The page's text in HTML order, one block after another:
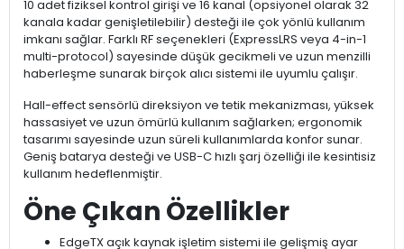
10 adet fiziksel kontrol girişi ve 16 kanal (opsiyonel olarak 32
kanala kadar genişletilebilir) desteği ile çok yönlü kullanım
imkanı sağlar. Farklı RF seçenekleri (ExpressLRS veya 4-in-1
multi-protocol) sayesinde düşük gecikmeli ve uzun menzilli
haberleşme sunarak birçok alıcı sistemi ile uyumlu çalışır.
Hall-effect sensörlü direksiyon ve tetik mekanizması, yüksek
hassasiyet ve uzun ömürlü kullanım sağlarken; ergonomik
tasarımı sayesinde uzun süreli kullanımlarda konfor sunar.
Geniş batarya desteği ve USB-C hızlı şarj özelliği ile kesintisiz
kullanım hedeflenmiştir.
Öne Çıkan Özellikler
EdgeTX açık kaynak işletim sistemi ile gelişmiş ayar